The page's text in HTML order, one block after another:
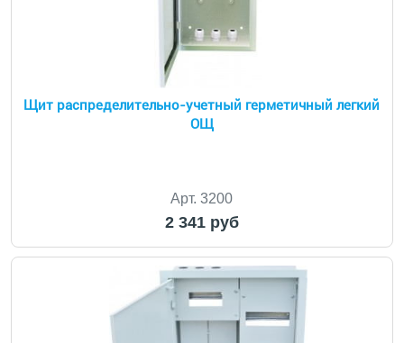
Щит распределительно-учетный герметичный легкий
ОЩ
Арт. 3200
2 341 руб